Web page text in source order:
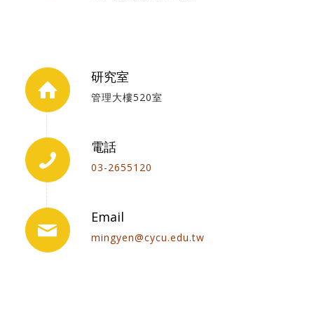
研究室
管理大樓520室
電話
03-2655120
Email
mingyen@cycu.edu.tw